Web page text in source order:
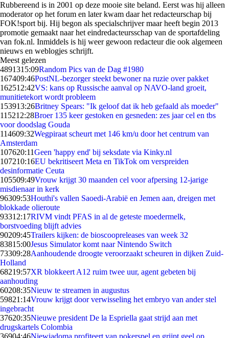
Rubbereend is in 2001 op deze mooie site beland. Eerst was hij alleen
moderator op het forum en later kwam daar het redacteurschap bij
FOK!sport bij. Hij begon als specialschrijver maar heeft begin 2013
promotie gemaakt naar het eindredacteursschap van de sportafdeling
van fok.nl. Inmiddels is hij weer gewoon redacteur die ook algemeen
nieuws en weblogjes schrijft.
Meest gelezen
4891315:09Random Pics van de Dag #1980
167409:46PostNL-bezorger steekt bewoner na ruzie over pakket
162512:42VS: kans op Russische aanval op NAVO-land groeit,
munitietekort wordt probleem
153913:26Britney Spears: "Ik geloof dat ik heb gefaald als moeder"
115212:28Broer 135 keer gestoken en gesneden: zes jaar cel en tbs
voor doodslag Gouda
114609:32Wegpiraat scheurt met 146 km/u door het centrum van
Amsterdam
107620:11Geen 'happy end' bij seksdate via Kinky.nl
107210:16EU bekritiseert Meta en TikTok om verspreiden
desinformatie Ceuta
105509:49Vrouw krijgt 30 maanden cel voor afpersing 12-jarige
misdienaar in kerk
96309:53Houthi's vallen Saoedi-Arabië en Jemen aan, dreigen met
blokkade olieroute
93312:17RIVM vindt PFAS in al de geteste moedermelk,
borstvoeding blijft advies
90209:45Trailers kijken: de bioscoopreleases van week 32
83815:00Jesus Simulator komt naar Nintendo Switch
73309:28Aanhoudende droogte veroorzaakt scheuren in dijken Zuid-
Holland
68219:57XR blokkeert A12 ruim twee uur, agent gebeten bij
aanhouding
60208:35Nieuw te streamen in augustus
59821:14Vrouw krijgt door verwisseling het embryo van ander stel
ingebracht
37620:35Nieuwe president De la Espriella gaat strijd aan met
drugskartels Colombia
36904:46Niewiadoma profiteert van pokerspel en grijpt geel op